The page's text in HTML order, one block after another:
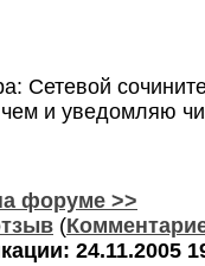
Сетевой
чем и уведомляю
форуме >>
(
24.11.2005